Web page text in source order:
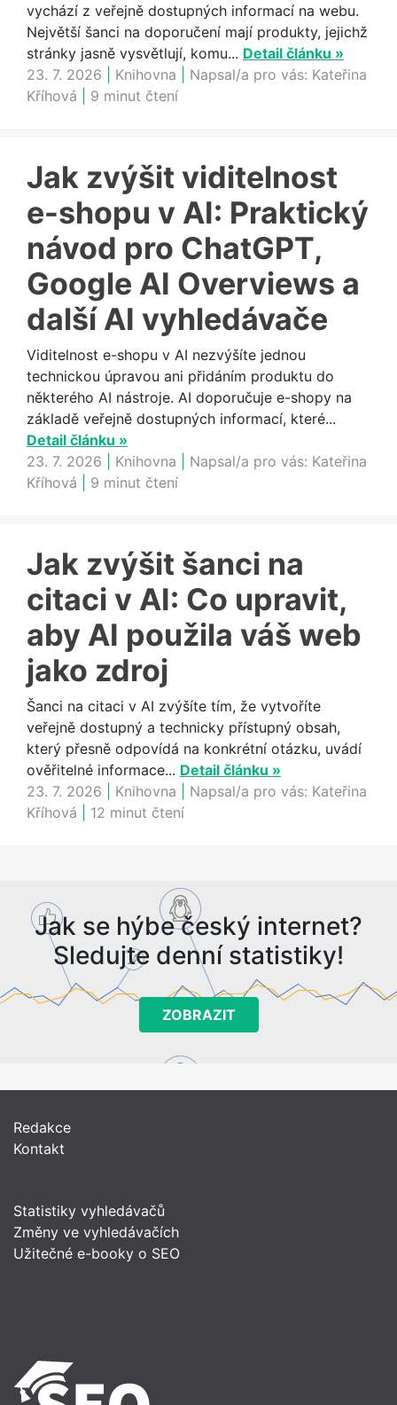
vychází z veřejně dostupných informací na webu.
Největší šanci na doporučení mají produkty, jejichž
stránky jasně vysvětlují, komu... Detail článku »
23. 7. 2026
Knihovna Napsal/a pro vás: Kateřina
Kříhová
9 minut čtení
Jak zvýšit viditelnost
e-shopu v AI: Praktický
návod pro ChatGPT,
Google AI Overviews a
další AI vyhledávače
Viditelnost e-shopu v AI nezvýšíte jednou
technickou úpravou ani přidáním produktu do
některého AI nástroje. AI doporučuje e-shopy na
základě veřejně dostupných informací, které...
Detail článku »
23. 7. 2026
Knihovna Napsal/a pro vás: Kateřina
Kříhová
9 minut čtení
Jak zvýšit šanci na
citaci v AI: Co upravit,
aby AI použila váš web
jako zdroj
Šanci na citaci v AI zvýšíte tím, že vytvoříte
veřejně dostupný a technicky přístupný obsah,
který přesně odpovídá na konkrétní otázku, uvádí
ověřitelné informace... Detail článku »
23. 7. 2026
Knihovna Napsal/a pro vás: Kateřina
Kříhová
12 minut čtení
Jak se hýbe český internet?
Sledujte denní statistiky!
ZOBRAZIT
Redakce
Kontakt
Statistiky vyhledávačů
Změny ve vyhledávačích
Užitečné e-booky o SEO